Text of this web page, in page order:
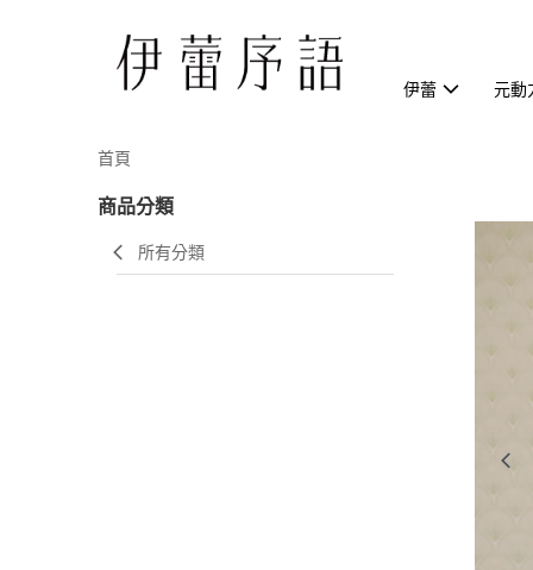
伊蕾 元動
首頁
商品分類
所有分類